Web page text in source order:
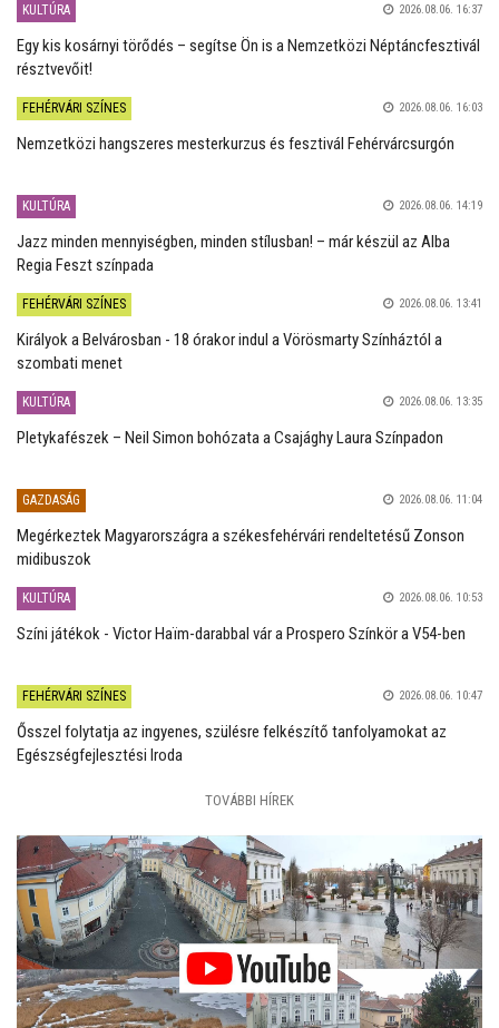
KULTÚRA 2026.08.06. 16:37
Egy kis kosárnyi törődés – segítse Ön is a Nemzetközi Néptáncfesztivál
résztvevőit!
FEHÉRVÁRI SZÍNES 2026.08.06. 16:03
Nemzetközi hangszeres mesterkurzus és fesztivál Fehérvárcsurgón
KULTÚRA 2026.08.06. 14:19
Jazz minden mennyiségben, minden stílusban! – már készül az Alba
Regia Feszt színpada
FEHÉRVÁRI SZÍNES 2026.08.06. 13:41
Királyok a Belvárosban - 18 órakor indul a Vörösmarty Színháztól a
szombati menet
KULTÚRA 2026.08.06. 13:35
Pletykafészek – Neil Simon bohózata a Csajághy Laura Színpadon
GAZDASÁG 2026.08.06. 11:04
Megérkeztek Magyarországra a székesfehérvári rendeltetésű Zonson
midibuszok
KULTÚRA 2026.08.06. 10:53
Színi játékok - Victor Haïm-darabbal vár a Prospero Színkör a V54-ben
FEHÉRVÁRI SZÍNES 2026.08.06. 10:47
Ősszel folytatja az ingyenes, szülésre felkészítő tanfolyamokat az
Egészségfejlesztési Iroda
TOVÁBBI HÍREK